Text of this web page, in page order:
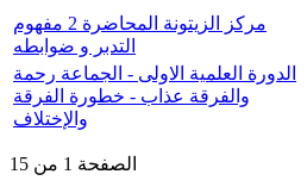
مركز الزيتونة المحاضرة 2 مفهوم
التدبر و ضوابطه
الدورة العلمية الاولى - الجماعة رحمة
والفرقة عذاب - خطورة الفرقة
والإختلاف
الصفحة 1 من 15